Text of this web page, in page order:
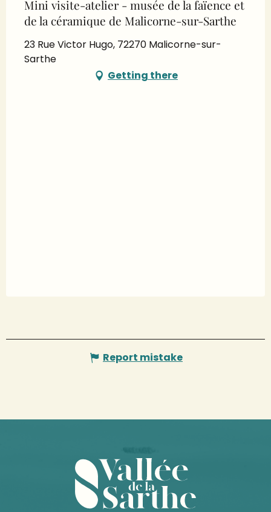
Mini visite-atelier - musée de la faïence et
de la céramique de Malicorne-sur-Sarthe
23 Rue Victor Hugo, 72270 Malicorne-sur-
Sarthe
Getting there
Report mistake